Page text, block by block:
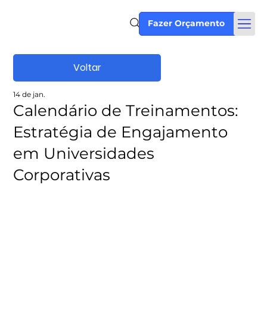
Fazer Orçamento
Voltar
Calendário de Treinamentos:
Estratégia de Engajamento
em Universidades
Corporativas
14 de jan.